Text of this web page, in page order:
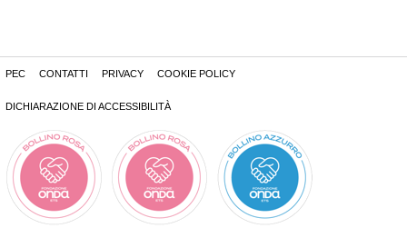
PEC CONTATTI PRIVACY COOKIE POLICY
DICHIARAZIONE DI ACCESSIBILITÀ